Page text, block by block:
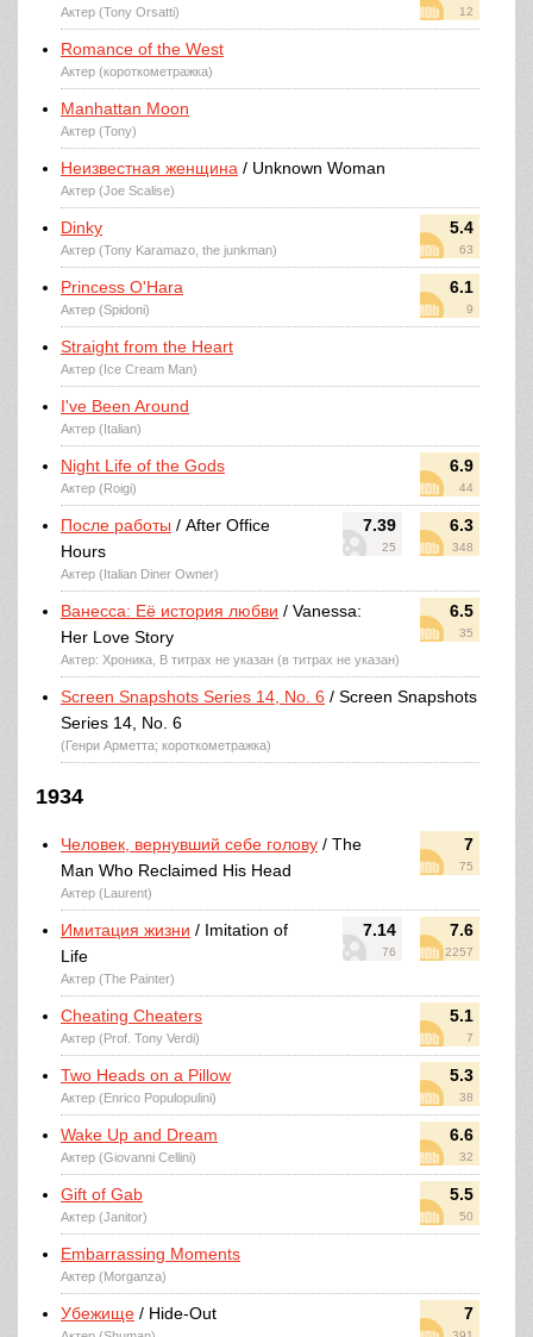
12
Актер (Tony Orsatti)
Romance of the West
Актер (короткометражка)
Manhattan Moon
Актер (Tony)
Неизвестная женщина / Unknown Woman
Актер (Joe Scalise)
5.4
63
Dinky
Актер (Tony Karamazo, the junkman)
6.1
9
Princess O'Hara
Актер (Spidoni)
Straight from the Heart
Актер (Ice Cream Man)
I've Been Around
Актер (Italian)
6.9
44
Night Life of the Gods
Актер (Roigi)
7.39
25
6.3
348
После работы / After Office
Hours
Актер (Italian Diner Owner)
6.5
35
Ванесса: Её история любви / Vanessa:
Her Love Story
Актер: Хроника, В титрах не указан (в титрах не указан)
Screen Snapshots Series 14, No. 6 / Screen Snapshots
Series 14, No. 6
(Генри Арметта; короткометражка)
1934
7
75
Человек, вернувший себе голову / The
Man Who Reclaimed His Head
Актер (Laurent)
7.14
76
7.6
2257
Имитация жизни / Imitation of
Life
Актер (The Painter)
5.1
7
Cheating Cheaters
Актер (Prof. Tony Verdi)
5.3
38
Two Heads on a Pillow
Актер (Enrico Populopulini)
6.6
32
Wake Up and Dream
Актер (Giovanni Cellini)
5.5
50
Gift of Gab
Актер (Janitor)
Embarrassing Moments
Актер (Morganza)
7
Убежище / Hide-Out